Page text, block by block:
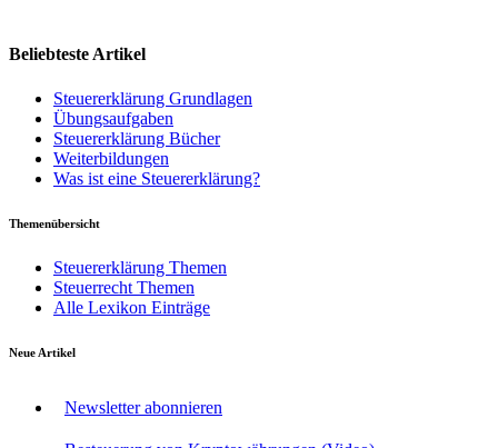
Beliebteste Artikel
Steuererklärung Grundlagen
Übungsaufgaben
Steuererklärung Bücher
Weiterbildungen
Was ist eine Steuererklärung?
Themenübersicht
Steuererklärung Themen
Steuerrecht Themen
Alle Lexikon Einträge
Neue Artikel
Newsletter abonnieren